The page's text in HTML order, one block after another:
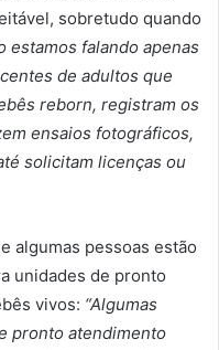
sobretudo quando
estamos falando apenas
de adultos que
reborn, registram os
ensaios fotográficos,
solicitam licenças ou
algumas pessoas estão
unidades de pronto
vivos: “Algumas
pronto atendimento